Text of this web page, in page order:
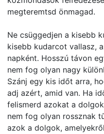
megteremtsd önmagad.
Ne csüggedjen a kisebb
kisebb kudarcot vallasz,
napként. Hosszú távon
nem fog olyan nagy
Szánj egy kis időt arra,
adj azért, amid van. Ha
felismerd azokat a
nem fog olyan rossznak
azok a dolgok,